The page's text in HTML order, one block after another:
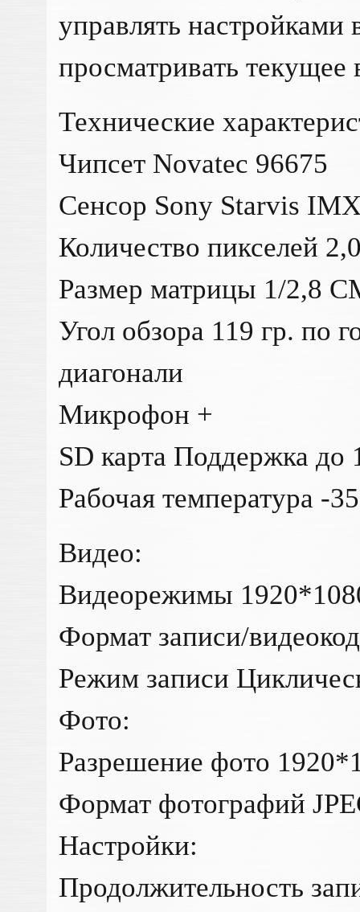
управлять настройками
просматривать текущее
Технические
Чипсет Novatec 96675
Сенсор Sony Starvis
Количество пикселей
Размер матрицы 1/2,8
Угол обзора 119 гр. по
диагонали
Микрофон +
SD карта Поддержка до
Рабочая температура -
Видео:
Видеорежимы
Формат записи/
Режим записи
Фото:
Разрешение фото
Формат фотографий
Настройки:
Продолжительность